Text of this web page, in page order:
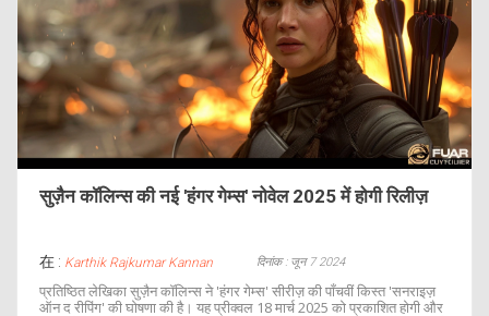
सुज़ैन कॉलिन्स की नई 'हंगर गेम्स' नोवेल 2025 में होगी रिलीज़
在 : Karthik Rajkumar Kannan दिनांक : जून 7 2024
प्रतिष्ठित लेखिका सुज़ैन कॉलिन्स ने 'हंगर गेम्स' सीरीज़ की पाँचवीं किस्त 'सनराइज़
ऑन द रीपिंग' की घोषणा की है। यह प्रीक्वल 18 मार्च 2025 को प्रकाशित होगी और